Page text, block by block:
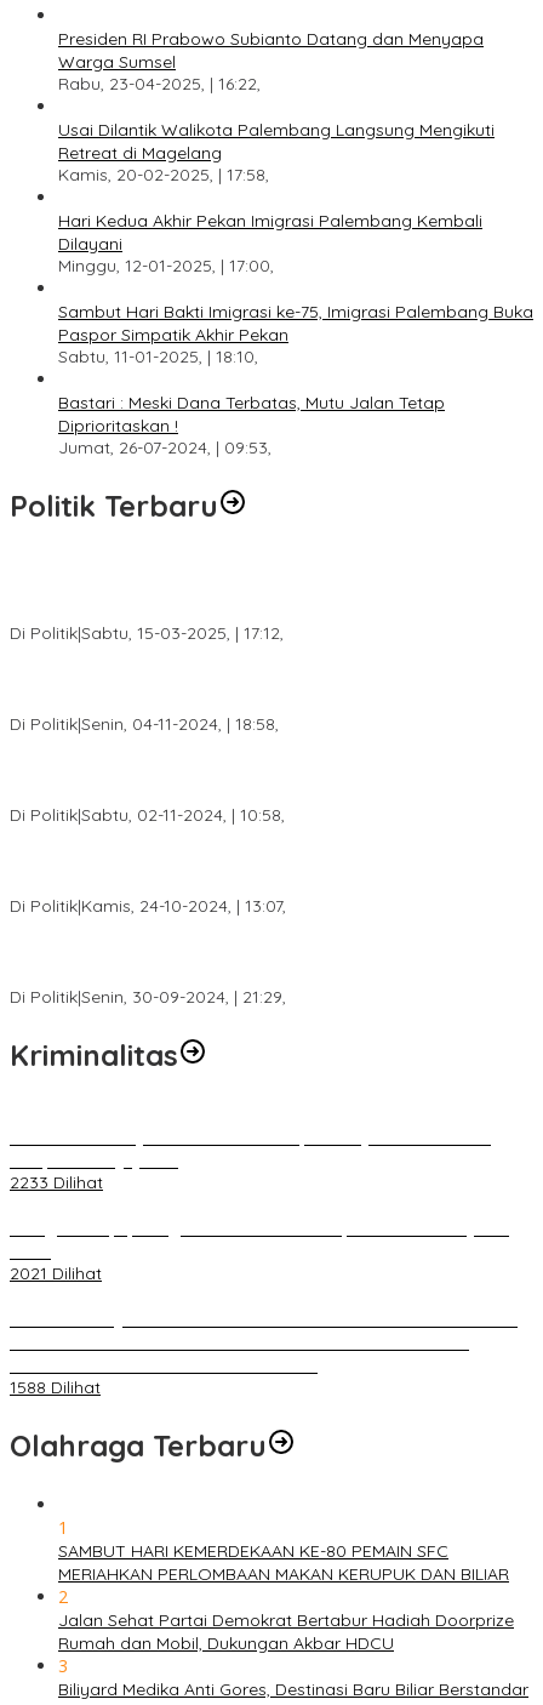
Presiden RI Prabowo Subianto Datang dan Menyapa
Warga Sumsel
Rabu, 23-04-2025, | 16:22,
Usai Dilantik Walikota Palembang Langsung Mengikuti
Retreat di Magelang
Kamis, 20-02-2025, | 17:58,
Hari Kedua Akhir Pekan Imigrasi Palembang Kembali
Dilayani
Minggu, 12-01-2025, | 17:00,
Sambut Hari Bakti Imigrasi ke-75, Imigrasi Palembang Buka
Paspor Simpatik Akhir Pekan
Sabtu, 11-01-2025, | 18:10,
Bastari : Meski Dana Terbatas, Mutu Jalan Tetap
Diprioritaskan !
Jumat, 26-07-2024, | 09:53,
Politik Terbaru
Di Politik|Sabtu, 15-03-2025, | 17:12,
Di Politik|Senin, 04-11-2024, | 18:58,
Di Politik|Sabtu, 02-11-2024, | 10:58,
Di Politik|Kamis, 24-10-2024, | 13:07,
Di Politik|Senin, 30-09-2024, | 21:29,
Kriminalitas
2233 Dilihat
2021 Dilihat
1588 Dilihat
Olahraga Terbaru
1
SAMBUT HARI KEMERDEKAAN KE-80 PEMAIN SFC
MERIAHKAN PERLOMBAAN MAKAN KERUPUK DAN BILIAR
2
Jalan Sehat Partai Demokrat Bertabur Hadiah Doorprize
Rumah dan Mobil, Dukungan Akbar HDCU
3
Biliyard Medika Anti Gores, Destinasi Baru Biliar Berstandar